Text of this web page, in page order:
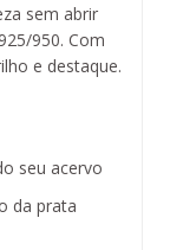
sem abrir
950. Com
e destaque.
seu acervo
da prata